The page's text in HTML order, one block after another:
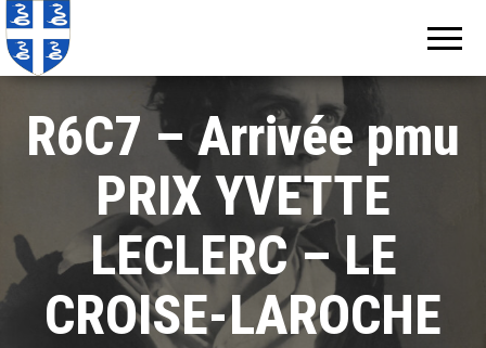
R6C7 – Arrivée pmu
PRIX YVETTE
LECLERC – LE
CROISE-LAROCHE